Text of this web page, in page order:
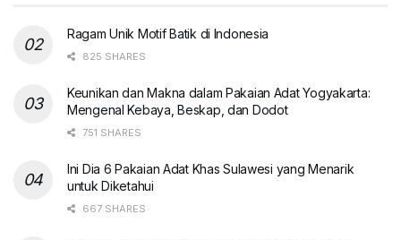
Ragam Unik Motif Batik di Indonesia
825 SHARES
Keunikan dan Makna dalam Pakaian Adat Yogyakarta:
Mengenal Kebaya, Beskap, dan Dodot
751 SHARES
Ini Dia 6 Pakaian Adat Khas Sulawesi yang Menarik
untuk Diketahui
667 SHARES